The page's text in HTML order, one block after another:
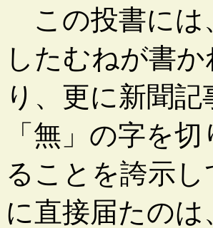
この投書には
したむねが書
り、更に新聞
「無」の字を
ることを誇示
に直接届たの